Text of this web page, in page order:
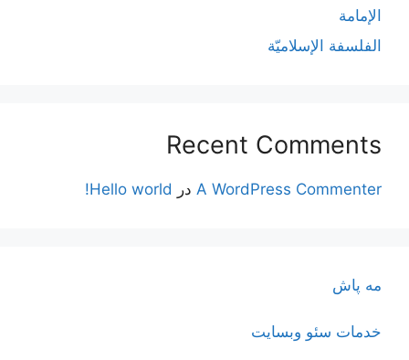
الإمامة
الفلسفة الإسلاميّة
Recent Comments
A WordPress Commenter در Hello world!
مه پاش
خدمات سئو وبسایت